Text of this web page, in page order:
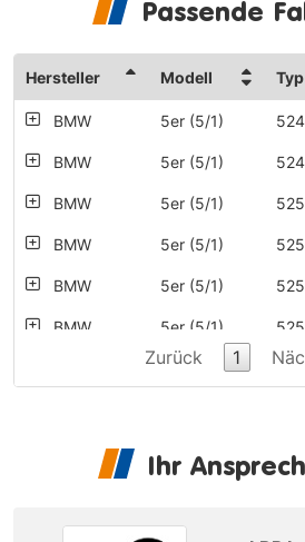
Passende
Hersteller Modell Typ
BMW 5er (5/1)
BMW 5er (5/1)
BMW 5er (5/1)
BMW 5er (5/1)
BMW 5er (5/1)
BMW 5er (5/1)
5er (5/1)
BMW 6er (6 CS)
Zurück 1
Ihr